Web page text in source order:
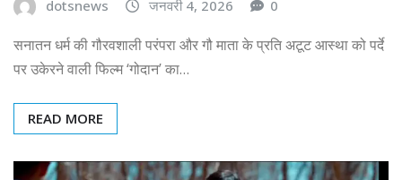
dotsnews जनवरी 4, 2026 0
सनातन धर्म की गौरवशाली परंपरा और गौ माता के प्रति अटूट आस्था को पर्दे
पर उकेरने वाली फिल्म ‘गोदान’ का…
READ MORE